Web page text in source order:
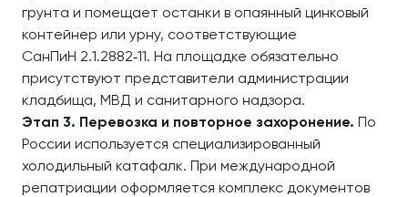
грунта и помещает останки в опаянный цинковый
контейнер или урну, соответствующие
СанПиН 2.1.2882‑11. На площадке обязательно
присутствуют представители администрации
кладбища, МВД и санитарного надзора.
Этап 3. Перевозка и повторное захоронение. По
России используется специализированный
холодильный катафалк. При международной
репатриации оформляется комплекс документов